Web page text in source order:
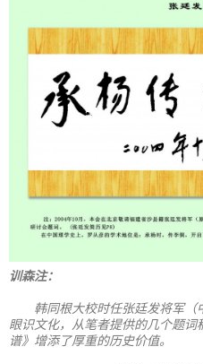
训森注：
韩同根大校时任张廷发将军
眼识文化，从笔者提供的几个题
谱》增添了厚重的历史价值。